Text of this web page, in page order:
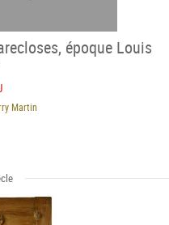
époque Louis
Martin